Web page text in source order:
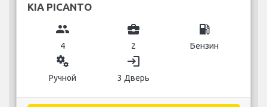
KIA PICANTO
group
4
business_center
2
local_gas_station
Бензин
miscellaneous_services
Ручной
login
3 Дверь